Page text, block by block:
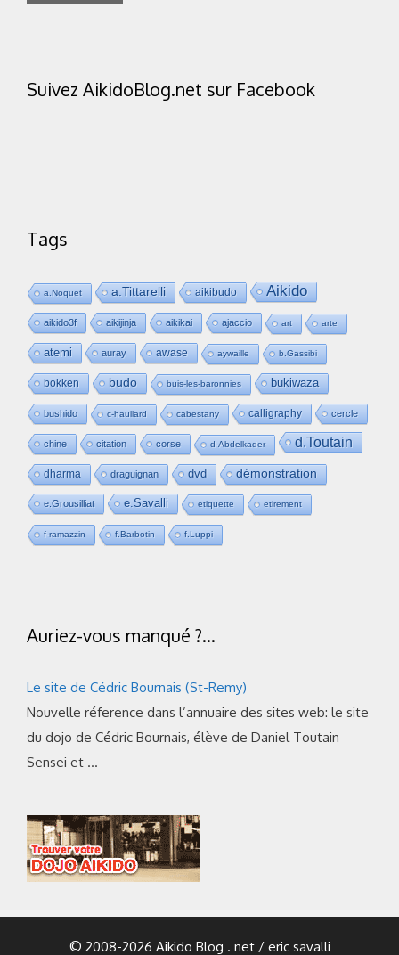
Suivez AikidoBlog.net sur Facebook
Tags
a.Noquet a.Tittarelli aikibudo Aikido
aikido3f aikijinja aikikai ajaccio art arte
atemi auray awase aywaille b.Gassibi
bokken budo buis-les-baronnies bukiwaza
bushido c-haullard cabestany calligraphy cercle
chine citation corse d-Abdelkader d.Toutain
dharma draguignan dvd démonstration
e.Grousilliat e.Savalli etiquette etirement
f-ramazzin f.Barbotin f.Luppi
Auriez-vous manqué ?…
Le site de Cédric Bournais (St-Remy)
Nouvelle réference dans l’annuaire des sites web: le site
du dojo de Cédric Bournais, élève de Daniel Toutain
Sensei et …
© 2008-2026 Aikido Blog . net / eric savalli